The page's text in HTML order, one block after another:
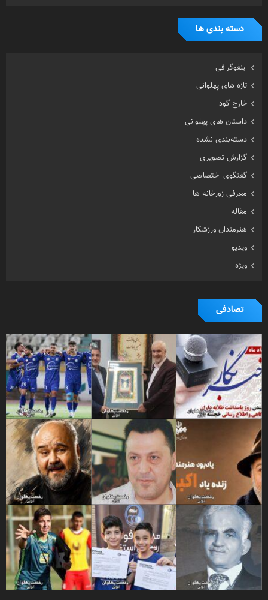
دسته بندی ها
اینفوگرافی
تازه های پهلوانی
خارج گود
داستان های پهلوانی
دسته‌بندی نشده
گزارش تصویری
گفتگوی اختصاصی
معرفی زورخانه ها
مقاله
هنرمندان ورزشکار
ویدیو
ویژه
تصادفی